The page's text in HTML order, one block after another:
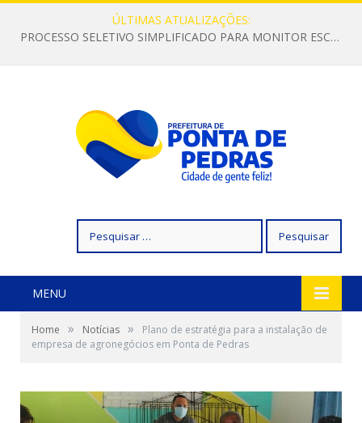
ÚLTIMAS ATUALIZAÇÕES:
PROCESSO SELETIVO SIMPLIFICADO PARA MONITOR ESCOLAR
por:
MENU
Home » Notícias »
Plano de estratégia para a instalação de
empresa de agronegócios em Ponta de Pedras